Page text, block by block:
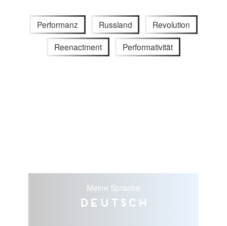
Performanz Russland Revolution
Reenactment Performativität
Meine Sprache
Deutsch